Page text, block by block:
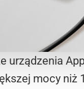
mocy